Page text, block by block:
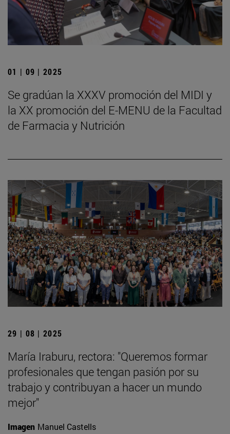
01 | 09 | 2025
Se gradúan la XXXV promoción del MIDI y
la XX promoción del E-MENU de la Facultad
de Farmacia y Nutrición
29 | 08 | 2025
María Iraburu, rectora: "Queremos formar
profesionales que tengan pasión por su
trabajo y contribuyan a hacer un mundo
mejor"
Imagen Manuel Castells